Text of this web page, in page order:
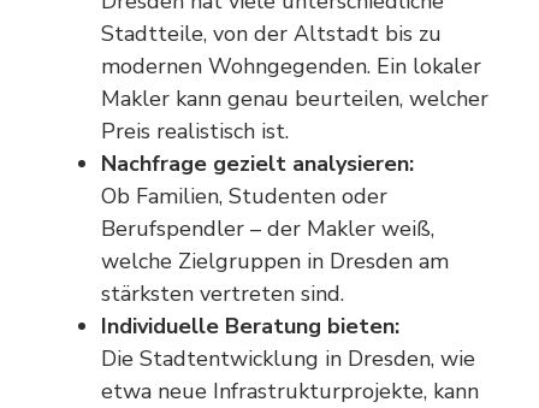
Stadtteile, von der Altstadt bis zu
modernen Wohngegenden. Ein lokaler
Makler kann genau beurteilen, welcher
Preis realistisch ist.
Nachfrage gezielt analysieren:
Ob Familien, Studenten oder
Berufspendler – der Makler weiß,
welche Zielgruppen in Dresden am
stärksten vertreten sind.
Individuelle Beratung bieten:
Die Stadtentwicklung in Dresden, wie
etwa neue Infrastrukturprojekte, kann